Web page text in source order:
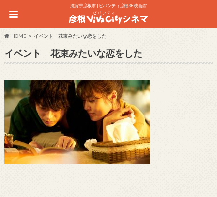
滋賀県彦根市 | ビバシティ彦根3F 映画館
HOME イベント 花束みたいな恋をした
イベント 花束みたいな恋をした